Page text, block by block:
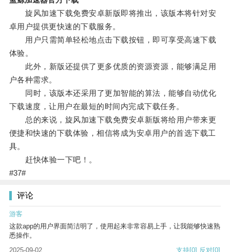
旋风加速下载免费安卓新版即将推出，该版本将针对安
卓用户提供更快速的下载服务。
用户只需简单轻松地点击下载按钮，即可享受高速下载
体验。
此外，新版还提供了更多优质的资源资源，能够满足用
户各种需求。
同时，该版本还采用了更加智能的算法，能够自动优化
下载速度，让用户在最短的时间内完成下载任务。
总的来说，旋风加速下载免费安卓新版将给用户带来更
便捷和快速的下载体验，相信将成为安卓用户的首选下载工
具。
赶快体验一下吧！。
#37#
评论
游客
这款app的用户界面简洁明了，使用起来非常容易上手，让我能够快速熟
悉操作。
2025-09-02
支持[0] 反对[0]